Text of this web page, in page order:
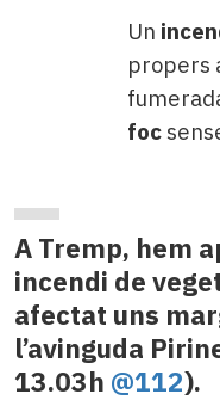
Un
propers
foc
A Tremp, hem
incendi de
afectat uns
l’avinguda
13.03h @112).